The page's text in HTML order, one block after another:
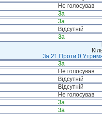
Не голосував
За
За
Відсутній
За
За:21 Проти:0
За
Не голосував
Відсутній
Відсутній
Не голосував
За
За